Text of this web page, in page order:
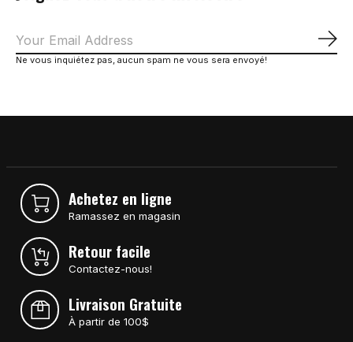
Ne vous inquiétez pas, aucun spam ne vous sera envoyé!
Achetez en ligne
Ramassez en magasin
Retour facile
Contactez-nous!
Livraison Gratuite
À partir de 100$